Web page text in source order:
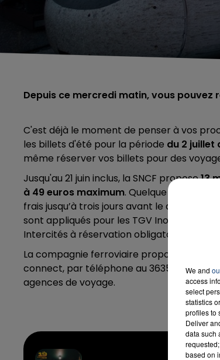
Depuis ce mercredi matin, vous
C'est déjà le moment de penser à vos
les billets d'été pour la période du 2 juillet
même réserver vos billets pour des
Jusqu'au 21 juin inclus, la SNCF propose13
à 49 euros maximum. Quelque soit la
frais jusqu’à trois jours avant le départ.
sont appliqués pour les TGV Inoui et 40 %
Intercités à réservation obligatoire.
La compagnie ferroviaire propose
connect, par téléphone au 3635, aux
agences de voyage.
We and
access
select
statistics
profiles to
Deliver
data such
based on